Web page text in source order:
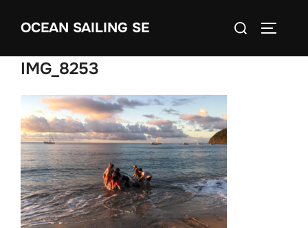
OCEAN SAILING SE
Search
IMG_8253